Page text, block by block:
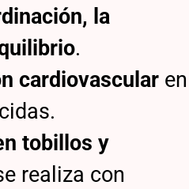
la
.
cardiovascular en
tobillos y
realiza con